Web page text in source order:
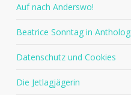
Auf nach Anderswo!
Beatrice Sonntag in
Datenschutz und Cookies
Die Jetlagjägerin